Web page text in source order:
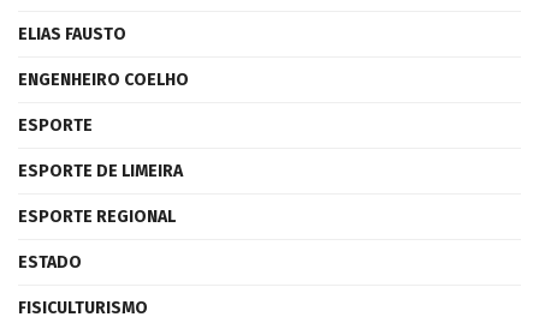
ELIAS FAUSTO
ENGENHEIRO COELHO
ESPORTE
ESPORTE DE LIMEIRA
ESPORTE REGIONAL
ESTADO
FISICULTURISMO